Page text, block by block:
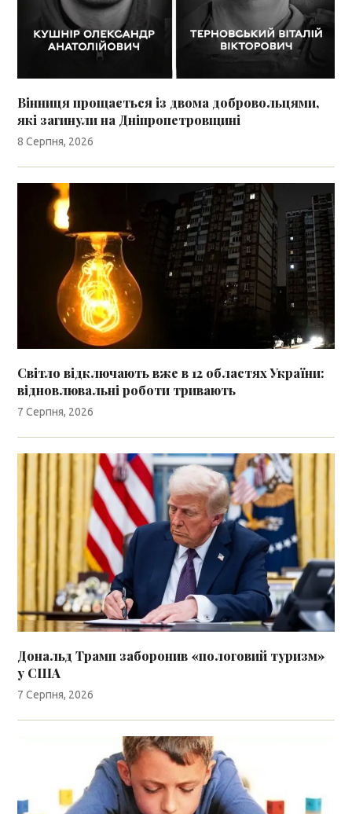
Вінниця прощається із двома добровольцями,
які загинули на Дніпропетровщині
8 Серпня, 2026
Світло відключають вже в 12 областях України:
відновлювальні роботи тривають
7 Серпня, 2026
Дональд Трамп заборонив «пологовий туризм»
у США
7 Серпня, 2026